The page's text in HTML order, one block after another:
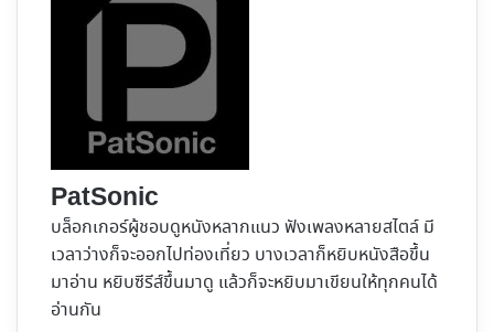
PatSonic
บล็อกเกอร์ผู้ชอบดูหนังหลากแนว ฟังเพลงหลายสไตล์ มี
เวลาว่างก็จะออกไปท่องเที่ยว บางเวลาก็หยิบหนังสือขึ้น
มาอ่าน หยิบซีรีส์ขึ้นมาดู แล้วก็จะหยิบมาเขียนให้ทุกคนได้
อ่านกัน